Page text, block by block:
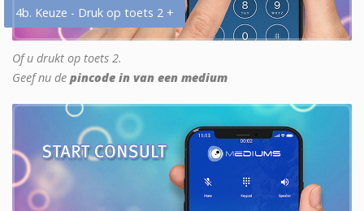
4b. Keuze - Druk op toets 2 +
Of u drukt op toets 2.
Geef nu de pincode in van een medium